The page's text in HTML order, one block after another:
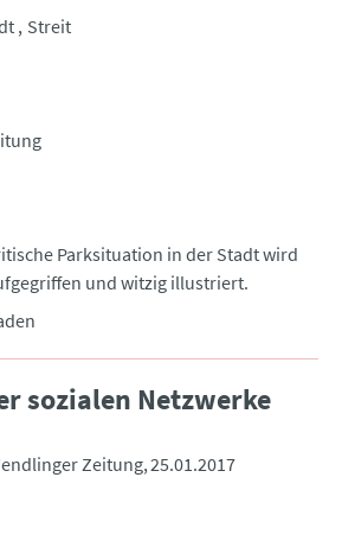
Streit
Parksituation in der Stadt wird
und witzig illustriert.
sozialen Netzwerke
Zeitung 25.01.2017